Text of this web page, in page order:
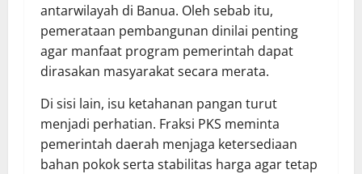
antarwilayah di Banua. Oleh sebab itu,
pemerataan pembangunan dinilai penting
agar manfaat program pemerintah dapat
dirasakan masyarakat secara merata.
Di sisi lain, isu ketahanan pangan turut
menjadi perhatian. Fraksi PKS meminta
pemerintah daerah menjaga ketersediaan
bahan pokok serta stabilitas harga agar tetap